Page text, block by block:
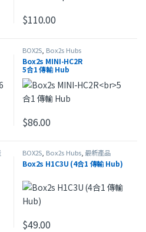
$110.00
BOX2S, Box2s Hubs
Box2s MINI-HC2R
5合1 傳輸 Hub
$86.00
頁面選擇選項
BOX2S Box2s Hubs, 最新產品
Box2s H1C3U (4合1 傳輸 Hub)
$49.00